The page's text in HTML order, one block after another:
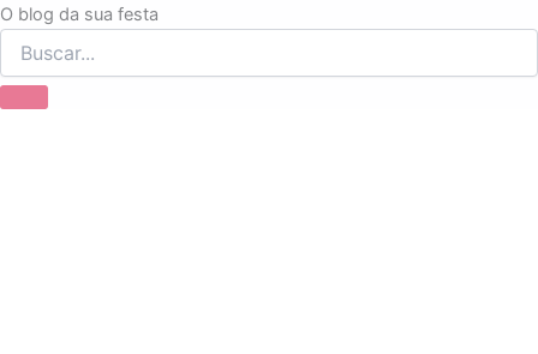
O blog da sua festa
Ir
para
o